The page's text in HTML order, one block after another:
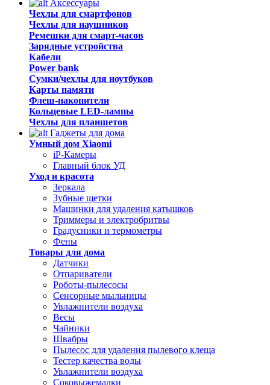
Аксессуары
Чехлы для смартфонов
Чехлы для наушников
Ремешки для смарт-часов
Зарядные устройства
Кабели
Power bank
Сумки/чехлы для ноутбуков
Карты памяти
Флеш-накопители
Кольцевые LED-лампы
Чехлы для планшетов
Гаджеты для дома
Умный дом Xiaomi
iP-Камеры
Главный блок УД
Уход и красота
Зеркала
Зубные щетки
Машинки для удаления катышков
Триммеры и электробритвы
Градусники и термометры
Фены
Товары для дома
Датчики
Отпариватели
Роботы-пылесосы
Сенсорные мыльницы
Увлажнители воздуха
Весы
Чайники
Швабры
Пылесос для удаления пылевого клеща
Тестер качества воды
Увлажнители воздуха
Соковыжемалки